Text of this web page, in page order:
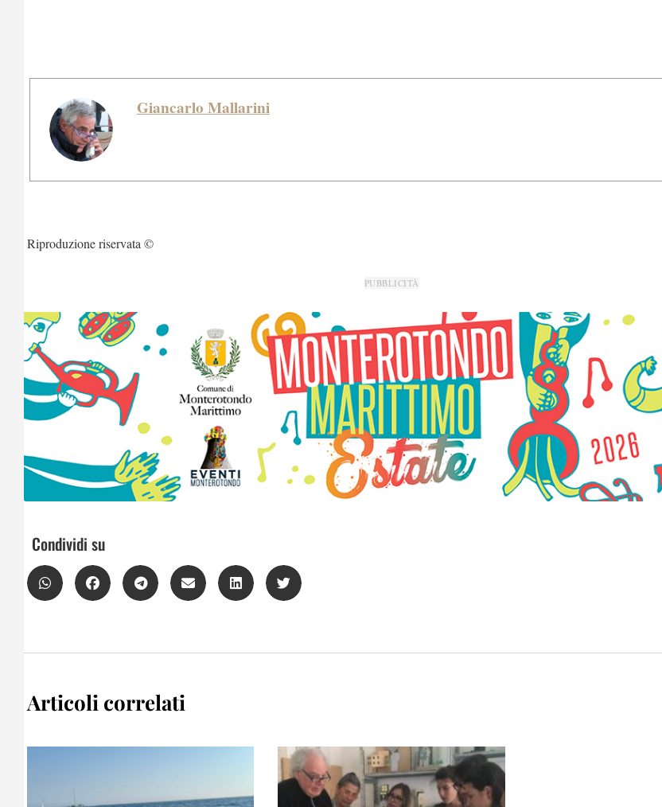
Giancarlo Mallarini
Riproduzione riservata ©
PUBBLICITÀ
Condividi su
Articoli correlati